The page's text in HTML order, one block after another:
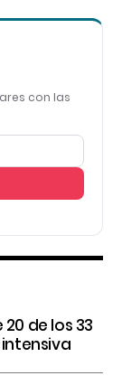
con las
de los 33